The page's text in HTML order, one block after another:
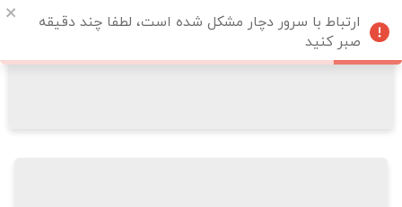
ارتباط با سرور دچار مشکل شده است، لطفا چند دقیقه
صبر کنید